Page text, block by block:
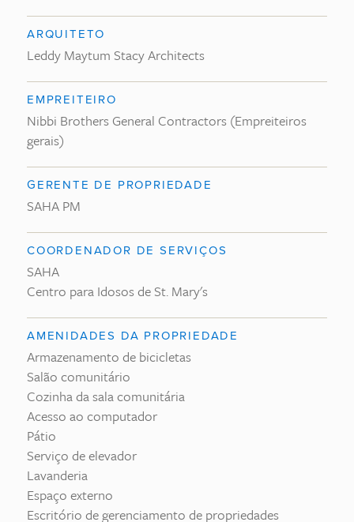
ARQUITETO
Leddy Maytum Stacy Architects
EMPREITEIRO
Nibbi Brothers General Contractors (Empreiteiros
gerais)
GERENTE DE PROPRIEDADE
SAHA PM
COORDENADOR DE SERVIÇOS
SAHA
Centro para Idosos de St. Mary's
AMENIDADES DA PROPRIEDADE
Armazenamento de bicicletas
Salão comunitário
Cozinha da sala comunitária
Acesso ao computador
Pátio
Serviço de elevador
Lavanderia
Espaço externo
Escritório de gerenciamento de propriedades